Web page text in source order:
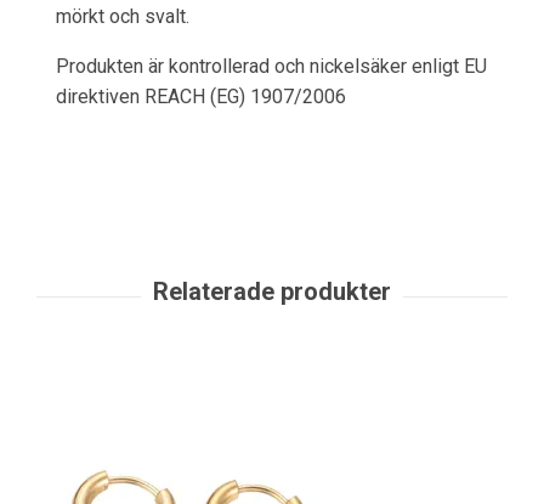
mörkt och svalt.
Produkten är kontrollerad och nickelsäker enligt EU
direktiven REACH (EG) 1907/2006